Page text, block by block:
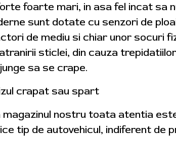
foarte mari, in asa fel incat sa
sunt dotate cu senzori de
de mediu si chiar unor socuri
sticlei, din cauza
sa se crape.
crapat sau spart
magazinul nostru toata atentia
tip de autovehicul, indiferent de